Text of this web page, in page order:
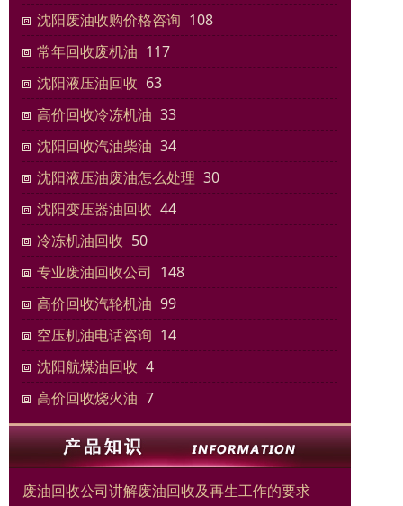
沈阳废油收购价格咨询 108
常年回收废机油 117
沈阳液压油回收 63
高价回收冷冻机油 33
沈阳回收汽油柴油 34
沈阳液压油废油怎么处理 30
沈阳变压器油回收 44
冷冻机油回收 50
专业废油回收公司 148
高价回收汽轮机油 99
空压机油电话咨询 14
沈阳航煤油回收 4
高价回收烧火油 7
废油回收公司讲解废油回收及再生工作的要求